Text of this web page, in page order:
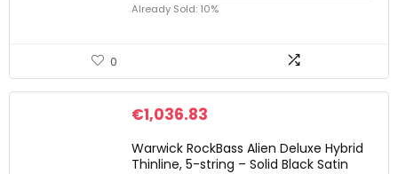
Already Sold: 10%
0
€1,036.83
Warwick RockBass Alien Deluxe Hybrid
Thinline, 5-string – Solid Black Satin